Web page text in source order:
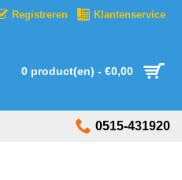
Registreren Klantenservice
0 product(en) - €0,00
0515-431920